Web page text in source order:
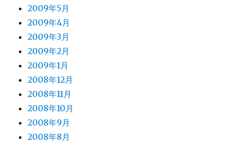
2009年5月
2009年4月
2009年3月
2009年2月
2009年1月
2008年12月
2008年11月
2008年10月
2008年9月
2008年8月